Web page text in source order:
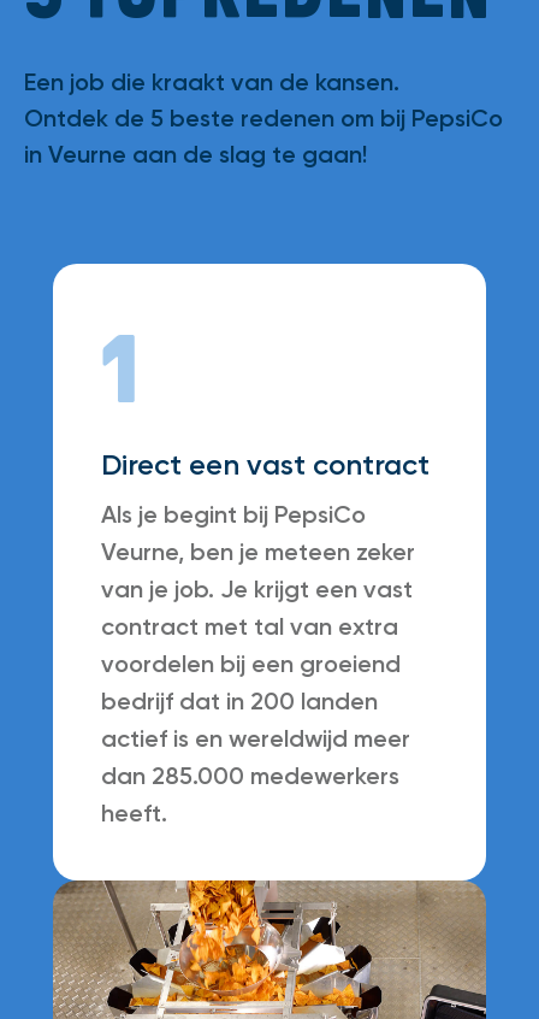
Een job die kraakt van de kansen.
Ontdek de 5 beste redenen om bij PepsiCo
in Veurne aan de slag te gaan!
1
Direct een vast contract
Als je begint bij PepsiCo
Veurne, ben je meteen zeker
van je job. Je krijgt een vast
contract met tal van extra
voordelen bij een groeiend
bedrijf dat in 200 landen
actief is en wereldwijd meer
dan 285.000 medewerkers
heeft.